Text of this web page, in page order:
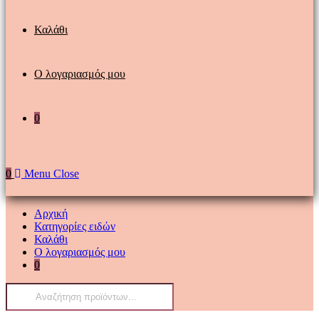
Καλάθι
Ο λογαριασμός μου
0
0 Menu Close
Αρχική
Κατηγορίες ειδών
Καλάθι
Ο λογαριασμός μου
0
Products